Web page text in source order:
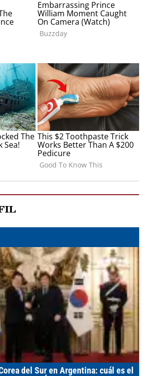
del Sur en Argentina: cuál es el